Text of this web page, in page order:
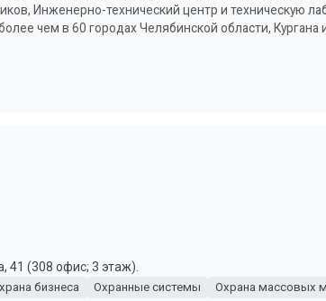
Инженерно-технический центр и техническую
чем в 60 городах Челябинской области,
41 (308 офис; 3 этаж).
бизнеса Охранные системы Охрана массовых